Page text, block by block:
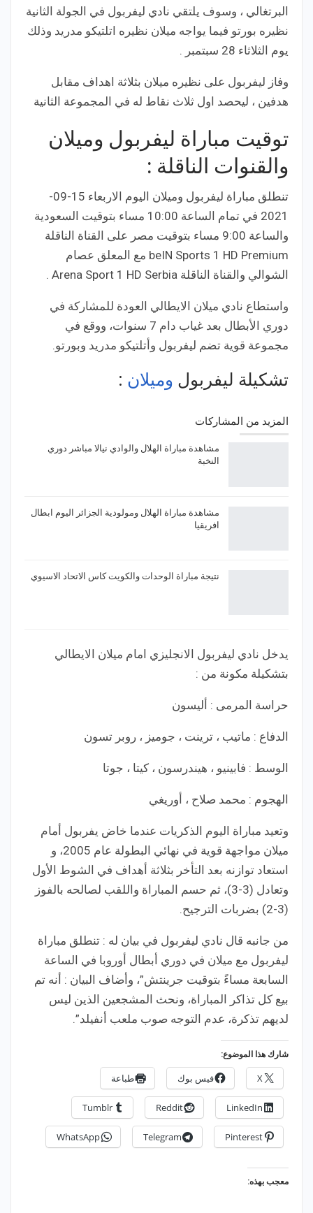
البرتغالي ، وسوف يلتقي نادي ليفربول في الجولة الثانية
نظيره بورتو فيما يواجه ميلان نظيره اتلتيكو مدريد وذلك
يوم الثلاثاء 28 سبتمبر .
وفاز ليفربول على نظيره ميلان بثلاثة اهداف مقابل
هدفين ، ليحصد اول ثلاث نقاط له في المجموعة الثانية
توقيت مباراة ليفربول وميلان
والقنوات الناقلة :
تنطلق مباراة ليفربول وميلان اليوم الاربعاء 15-09-
2021 في تمام الساعة 10:00 مساء بتوقيت السعودية
والساعة 9:00 مساء بتوقيت مصر على القناة الناقلة
beIN Sports 1 HD Premium مع المعلق عصام
الشوالي والقناة الناقلة Arena Sport 1 HD Serbia .
واستطاع نادي ميلان الايطالي العودة للمشاركة في
دوري الأبطال بعد غياب دام 7 سنوات، ووقع في
مجموعة قوية تضم ليفربول وأتلتيكو مدريد وبورتو.
تشكيلة ليفربول وميلان :
المزيد من المشاركات
مشاهدة مباراة الهلال والوادي نيالا مباشر دوري
النخبة
مشاهدة مباراة الهلال ومولودية الجزائر اليوم ابطال
افريقيا
نتيجة مباراة الوحدات والكويت كاس الاتحاد الاسيوي
يدخل نادي ليفربول الانجليزي امام ميلان الايطالي
بتشكيلة مكونة من :
حراسة المرمى : أليسون
الدفاع : ماتيب ، ترينت ، جوميز ، روبر تسون
الوسط : فابينيو ، هيندرسون ، كيتا ، جوتا
الهجوم : محمد صلاح ، أوريغي
وتعيد مباراة اليوم الذكريات عندما خاض يفربول أمام
ميلان مواجهة قوية في نهائي البطولة عام 2005، و
استعاد توازنه بعد التأخر بثلاثة أهداف في الشوط الأول
وتعادل (3-3)، ثم حسم المباراة واللقب لصالحه بالفوز
(3-2) بضربات الترجيح.
من جانبه قال نادي ليفربول في بيان له : تنطلق مباراة
ليفربول مع ميلان في دوري أبطال أوروبا في الساعة
السابعة مساءً بتوقيت جرينتش”، وأضاف البيان : أنه تم
بيع كل تذاكر المباراة، ونحث المشجعين الذين ليس
لديهم تذكرة، عدم التوجه صوب ملعب أنفيلد”.
شارك هذا الموضوع:
X فيس بوك طباعة
LinkedIn
Reddit
Tumblr
Pinterest
Telegram
WhatsApp
معجب بهذه: